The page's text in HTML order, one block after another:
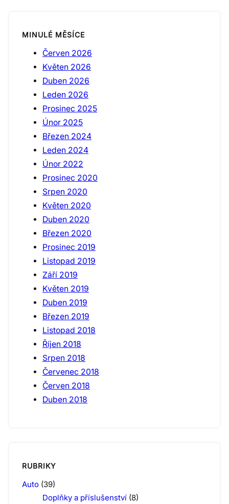
MINULÉ MĚSÍCE
Červen 2026
Květen 2026
Duben 2026
Leden 2026
Prosinec 2025
Únor 2025
Březen 2024
Leden 2024
Únor 2022
Prosinec 2020
Srpen 2020
Květen 2020
Duben 2020
Březen 2020
Prosinec 2019
Listopad 2019
Září 2019
Květen 2019
Duben 2019
Březen 2019
Listopad 2018
Říjen 2018
Srpen 2018
Červenec 2018
Červen 2018
Duben 2018
RUBRIKY
Auto (39)
Doplňky a příslušenství (8)